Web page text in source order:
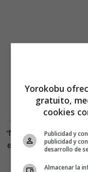
“Tenemos muchas
calificaría Suite101
“Nuestro objetivo es
en todos los temas
ellos elijan, que
Yorokobu
gratuito,
cookies
Publicidad y
publicidad y
desarrollo de
Almacenar la